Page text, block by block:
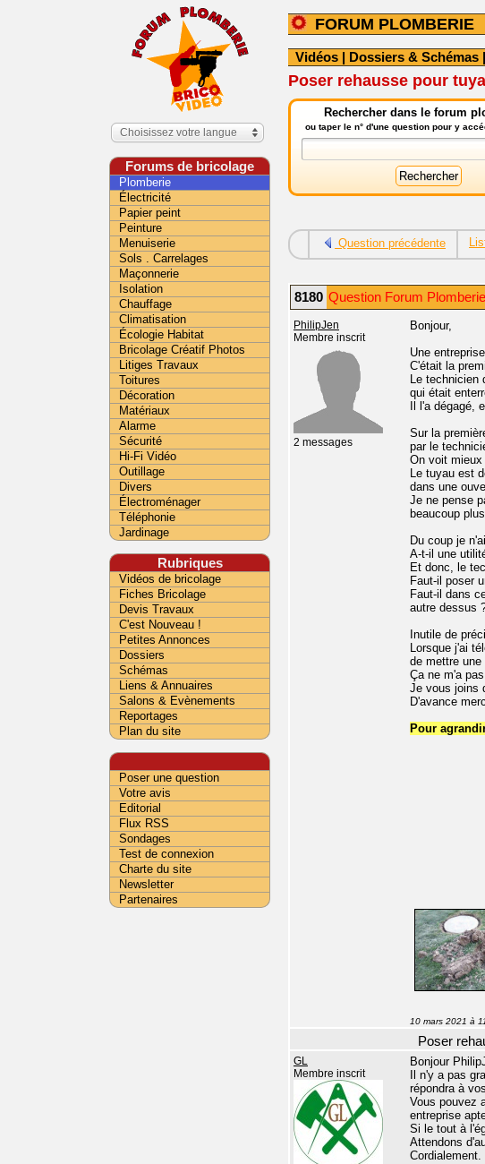
FORUM PLOMBERIE
Vidéos | Dossiers & Schémas |
Poser rehausse pour
Rechercher dans le forum
ou taper le n° d'une question pour y
Question précédente
8180 Question Forum
PhilipJen
Membre inscrit
2 messages
Bonjour,
Une
C'était la
Le technicien
qui était
Il l'a
Sur la
par le
On voit
Le tuyau est
dans une
Je ne pense
beaucoup
Du coup je
A-t-il une
Et donc, le
Faut-il poser
Faut-il dans
autre dessus
Inutile de
Lorsque j'ai
de mettre
Ça ne m'a
Je vous joins
D'avance
Pour
10 mars 2021 à
Poser
GL
Membre inscrit
Bonjour
Il n'y a pas
répondra à
Vous pouvez
entreprise
Si le tout à
Attendons
Cordialement.
Choisissez votre langue
Forums de bricolage
Plomberie
Électricité
Papier peint
Peinture
Menuiserie
Sols . Carrelages
Maçonnerie
Isolation
Chauffage
Climatisation
Écologie Habitat
Bricolage Créatif Photos
Litiges Travaux
Toitures
Décoration
Matériaux
Alarme
Sécurité
Hi-Fi Vidéo
Outillage
Divers
Électroménager
Téléphonie
Jardinage
Rubriques
Vidéos de bricolage
Fiches Bricolage
Devis Travaux
C'est Nouveau !
Petites Annonces
Dossiers
Schémas
Liens & Annuaires
Salons & Evènements
Reportages
Plan du site
Poser une question
Votre avis
Editorial
Flux RSS
Sondages
Test de connexion
Charte du site
Newsletter
Partenaires